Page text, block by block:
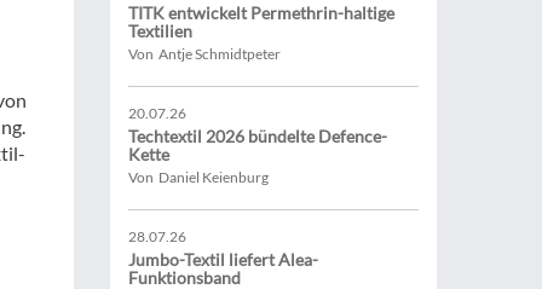
TITK entwickelt Permethrin-haltige
Textilien
Von Antje Schmidtpeter
20.07.26
Techtextil 2026 bündelte Defence-
Kette
Von Daniel Keienburg
28.07.26
Jumbo-Textil liefert Alea-
Funktionsband